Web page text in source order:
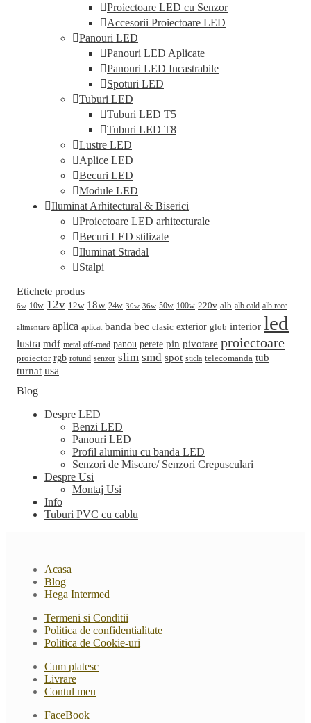
Proiectoare LED cu Senzor
Accesorii Proiectoare LED
Panouri LED
Panouri LED Aplicate
Panouri LED Incastrabile
Spoturi LED
Tuburi LED
Tuburi LED T5
Tuburi LED T8
Lustre LED
Aplice LED
Becuri LED
Module LED
Iluminat Arhitectural & Biserici
Proiectoare LED arhitecturale
Becuri LED stilizate
Iluminat Stradal
Stalpi
Etichete produs
6w 10w 12v 12w 18w 24w 30w 36w 50w 100w 220v alb alb cald alb rece
alimentare aplica aplicat banda bec clasic exterior glob interior led
lustra mdf metal off-road panou perete pin pivotare proiectoare
proiector rgb rotund senzor slim smd spot sticla telecomanda tub
turnat usa
Blog
Despre LED
Benzi LED
Panouri LED
Profil aluminiu cu banda LED
Senzori de Miscare/ Senzori Crepusculari
Despre Usi
Montaj Usi
Info
Tuburi PVC cu cablu
Acasa
Blog
Hega Intermed
Termeni si Conditii
Politica de confidentialitate
Politica de Cookie-uri
Cum platesc
Livrare
Contul meu
FaceBook